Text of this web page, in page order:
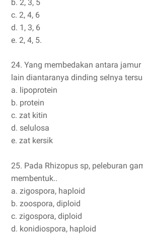
b. 2, 3, 5
c. 2, 4, 6
d. 1, 3, 6
e. 2, 4, 5.
24. Yang membedakan antara
lain diantaranya dinding selnya
a. lipoprotein
b. protein
c. zat kitin
d. selulosa
e. zat kersik
25. Pada Rhizopus sp, peleburan
membentuk..
a. zigospora, haploid
b. zoospora, diploid
c. zigospora, diploid
d. konidiospora, haploid